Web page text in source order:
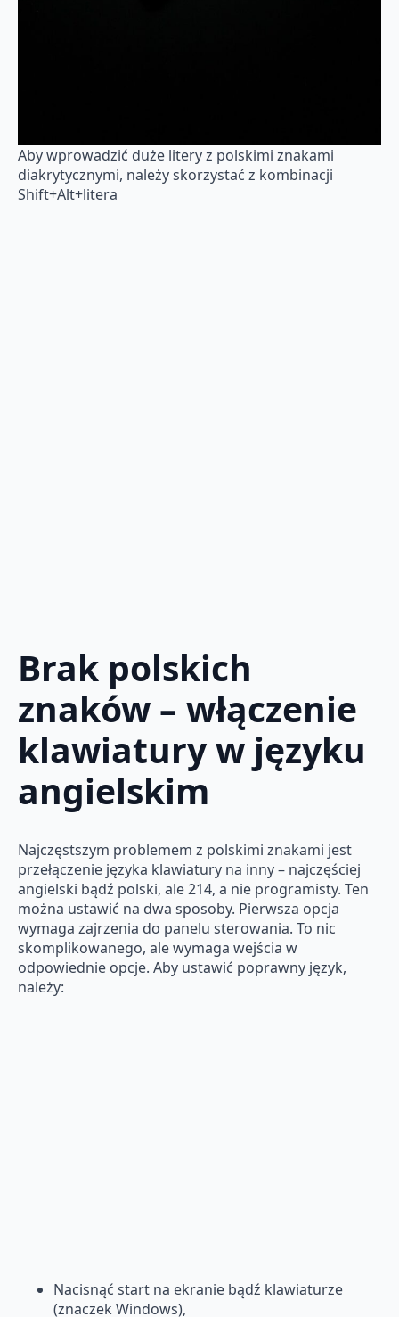
Aby wprowadzić duże litery z polskimi znakami
diakrytycznymi, należy skorzystać z kombinacji
Shift+Alt+litera
Brak polskich
znaków – włączenie
klawiatury w języku
angielskim
Najczęstszym problemem z polskimi znakami jest
przełączenie języka klawiatury na inny – najczęściej
angielski bądź polski, ale 214, a nie programisty. Ten
można ustawić na dwa sposoby. Pierwsza opcja
wymaga zajrzenia do panelu sterowania. To nic
skomplikowanego, ale wymaga wejścia w
odpowiednie opcje. Aby ustawić poprawny język,
należy:
Nacisnąć start na ekranie bądź klawiaturze
(znaczek Windows),